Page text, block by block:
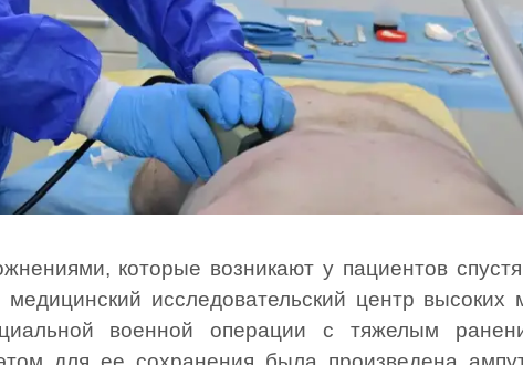
которые возникают у пациентов
исследовательский центр высоких
военной операции с тяжелым